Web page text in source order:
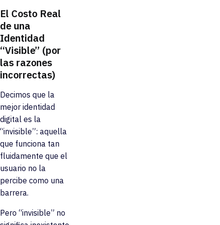
El Costo Real
de una
Identidad
“Visible” (por
las razones
incorrectas)
Decimos que la
mejor identidad
digital es la
“invisible”: aquella
que funciona tan
fluidamente que el
usuario no la
percibe como una
barrera.
Pero “invisible” no